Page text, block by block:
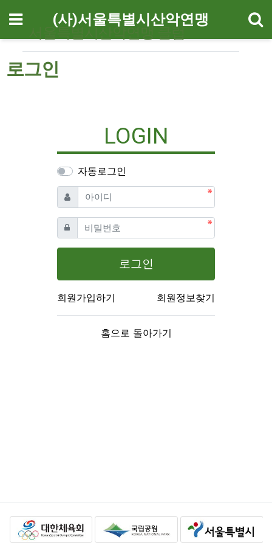
메뉴 (사)서울특별시산악연맹
서울특별시산악연맹 클럽
로그인
LOGIN
자동로그인
아이디 필수
비밀번호필수
로그인
회원가입하기 회원정보찾기
홈으로 돌아가기